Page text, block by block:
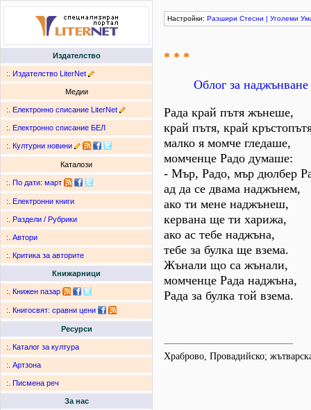
Издателство
:. Издателство LiterNet
Медии
:. Електронно списание LiterNet
:. Електронно списание БЕЛ
:. Културни новини
Каталози
:. По дати: март
:. Електронни книги
:. Раздели / Рубрики
:. Автори
:. Критика за авторите
Книжарници
:. Книжен пазар
:. Книгосвят: сравни цени
Ресурси
:. Каталог за култура
:. Артзона
:. Писмена реч
За нас
Настройки: Разшири Стесни | Уголеми
* * *
Облог за
Рада край пътя жънеше,
край пътя, край
малко я момче гледаше,
момченце Радо думаше:
- Мър, Радо, мър дюлбер
ад да се двама наджънем,
ако ти мене наджънеш,
кервана ще ти харижа,
ако ас тебе наджъна,
тебе за булка ще взема.
Жънали що са жънали,
момченце Рада наджъна,
Рада за булка той взема.
Храброво, Провадийско;